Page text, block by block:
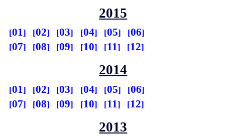
2015
01 02 03 04 05
06
07
08 09 10 11 12
2014
01 02 03 04 05
06
07
08 09 10 11 12
2013